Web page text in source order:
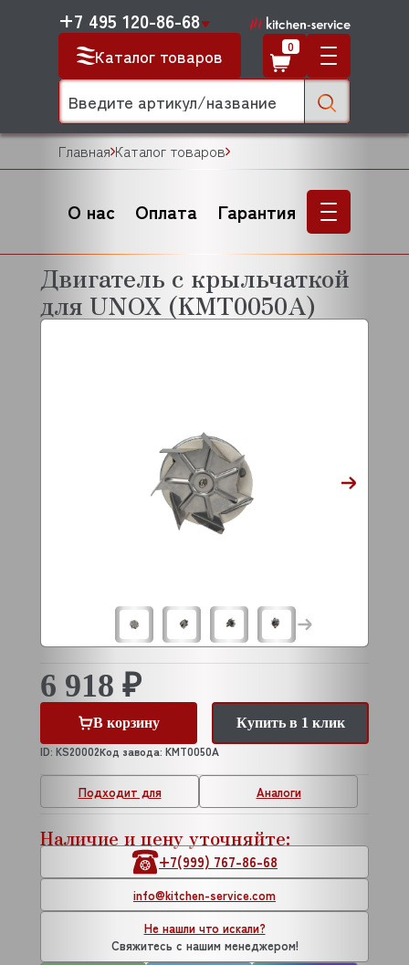
Каталог товаров
+7 495 120-86-68
0
Главная Каталог товаров
О нас Оплата Гарантия
Подходит для Аналоги
Двигатель с крыльчаткой
для UNOX (KMT0050A)
6 918 ₽
В корзину
Купить в 1 клик
ID: KS20002Код завода: KMT0050A
Наличие и цену уточняйте:
+7(999) 767-86-68
info@kitchen-service.com
Не нашли что искали?
Свяжитесь с нашим менеджером!